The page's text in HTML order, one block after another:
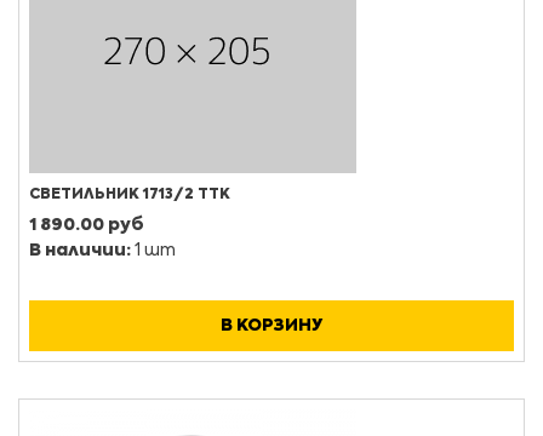
СВЕТИЛЬНИК 1713/2 ТТК
1 890.00 руб
В наличии: 1 шт
В КОРЗИНУ